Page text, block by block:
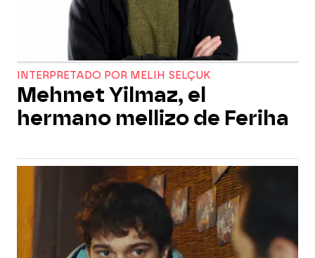
INTERPRETADO POR MELIH SELÇUK
Mehmet Yilmaz, el
hermano mellizo de Feriha